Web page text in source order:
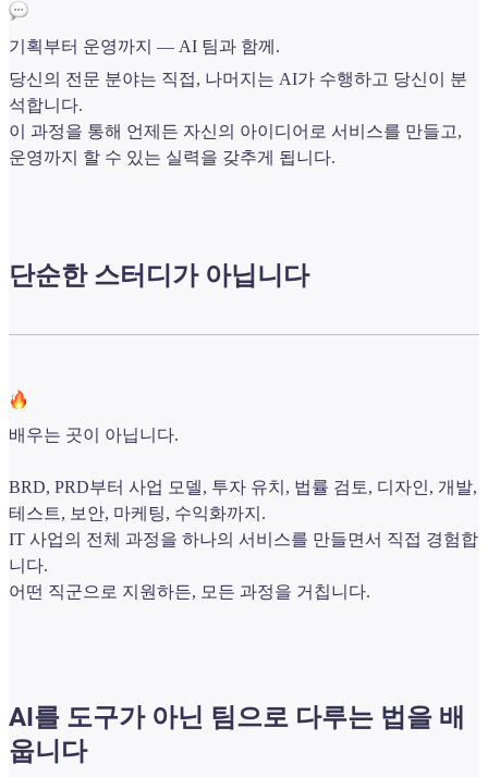
기획부터 운영까지 — AI 팀과 함께.
당신의 전문 분야는 직접, 나머지는 AI가 수행하고 당신이 분
석합니다.
이 과정을 통해 언제든 자신의 아이디어로 서비스를 만들고,
운영까지 할 수 있는 실력을 갖추게 됩니다.
단순한 스터디가 아닙니다
배우는 곳이 아닙니다.
BRD, PRD부터 사업 모델, 투자 유치, 법률 검토, 디자인, 개발,
테스트, 보안, 마케팅, 수익화까지.
IT 사업의 전체 과정을 하나의 서비스를 만들면서 직접 경험합
니다.
어떤 직군으로 지원하든, 모든 과정을 거칩니다.
AI를 도구가 아닌 팀으로 다루는 법을 배
웁니다